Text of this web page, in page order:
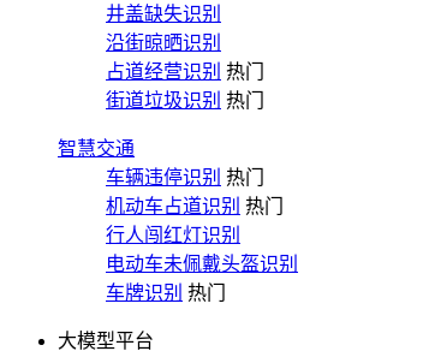
井盖缺失识别
沿街晾晒识别
占道经营识别 热门
街道垃圾识别 热门
智慧交通
车辆违停识别 热门
机动车占道识别 热门
行人闯红灯识别
电动车未佩戴头盔识别
车牌识别 热门
大模型平台